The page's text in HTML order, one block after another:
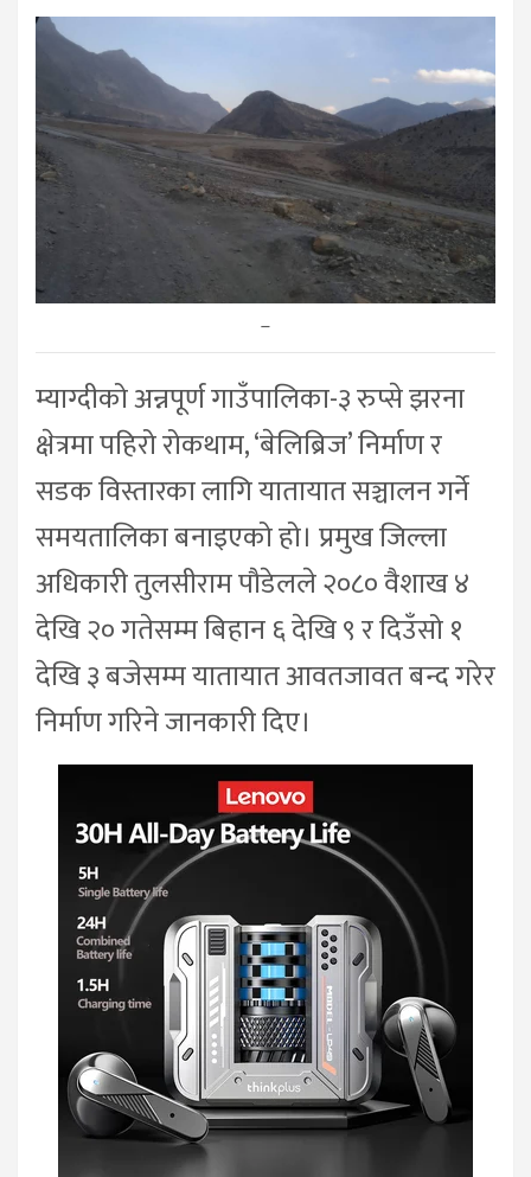
–
म्याग्दीको अन्नपूर्ण गाउँपालिका-३ रुप्से झरना
क्षेत्रमा पहिरो रोकथाम, ‘बेलिब्रिज’ निर्माण र
सडक विस्तारका लागि यातायात सञ्चालन गर्ने
समयतालिका बनाइएको हो। प्रमुख जिल्ला
अधिकारी तुलसीराम पौडेलले २०८० वैशाख ४
देखि २० गतेसम्म बिहान ६ देखि ९ र दिउँसो १
देखि ३ बजेसम्म यातायात आवतजावत बन्द गरेर
निर्माण गरिने जानकारी दिए।